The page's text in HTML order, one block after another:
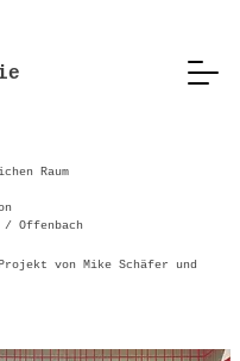
Raum
/ Offenbach
von Mike Schäfer und